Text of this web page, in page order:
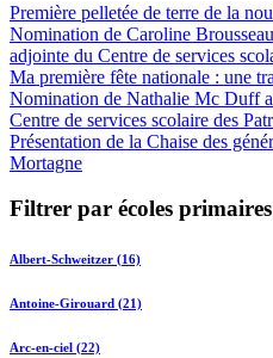
Première pelletée de terre de la
Nomination de Caroline
adjointe du Centre de services
Ma première fête nationale : une
Nomination de Nathalie Mc Duff
Centre de services scolaire des
Présentation de la Chaise des
Mortagne
Filtrer par écoles primaires
Albert-Schweitzer (16)
Antoine-Girouard (21)
Arc-en-ciel (22)